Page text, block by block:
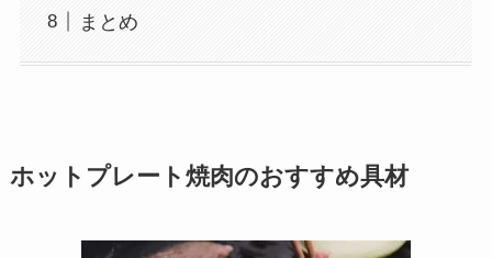
まとめ
ホットプレート焼肉のおすすめ具材